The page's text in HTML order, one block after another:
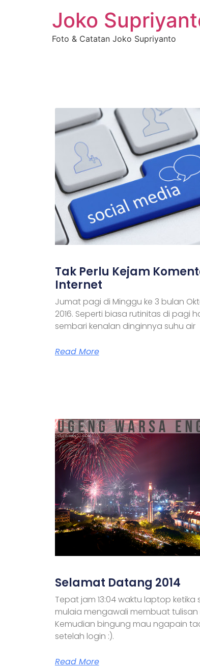
Joko
Foto & Catatan Joko Supriyanto
Tak Perlu Kejam
Internet
Jumat pagi di Minggu ke 3 bulan
2016. Seperti biasa rutinitas di pagi
sembari kenalan dinginnya suhu air
Read More
Selamat Datang 2014
Tepat jam 13:04 waktu laptop ketika
mulaia mengawali membuat tulisan
Kemudian bingung mau ngapain
setelah login :).
Read More